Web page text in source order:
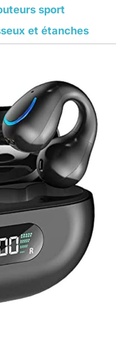
sport
et étanches